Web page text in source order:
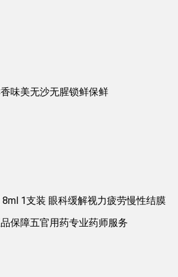
味美无沙无腥锁鲜保鲜
8ml 1支装 眼科缓解视力疲劳慢性结膜
保障五官用药专业药师服务